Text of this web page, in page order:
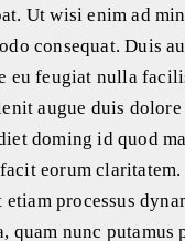
Ut wisi enim ad
consequat. Duis
eu feugiat nulla
augue duis
doming id quod
eorum
etiam processus
quam nunc